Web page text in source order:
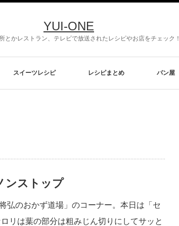
YUI-ONE
とかレストラン、テレビで放送されたレシピやお店をチェック！
スイーツレシピ レシピまとめ パン屋
ンストップ
弘のおかず道場」のコーナー。本日は「セ
リは葉の部分は粗みじん切りにしてサッと